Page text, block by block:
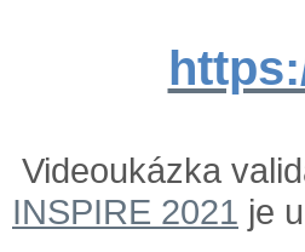
Videoukázka
INSPIRE 2021 je